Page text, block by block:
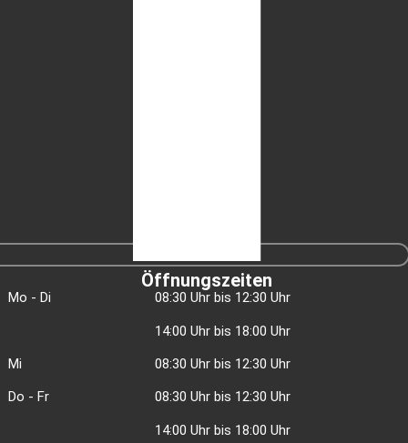
Öffnungszeiten
Mo - Di 08:30 Uhr bis 12:30 Uhr
14:00 Uhr bis 18:00 Uhr
Mi 08:30 Uhr bis 12:30 Uhr
Do - Fr 08:30 Uhr bis 12:30 Uhr
14:00 Uhr bis 18:00 Uhr